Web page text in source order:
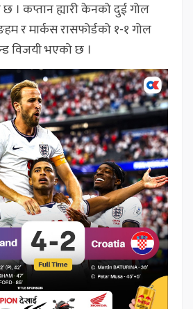
। कप्तान ह्यारी केनको दुई गोल
र मार्कस रासफोर्डको १-१ गोल
विजयी भएको छ ।